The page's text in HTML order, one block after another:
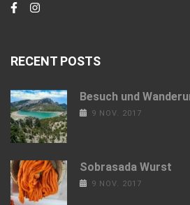
RECENT POSTS
Besuch und
9 NOV. 2017
Sobrasada Wurst
9 NOV. 2017